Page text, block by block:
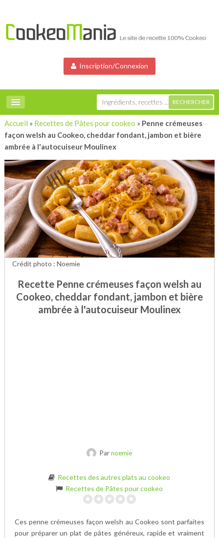
Inscription/Connexion
Accueil » Recettes de Pâtes pour cookeo » Penne crémeuses
façon welsh au Cookeo, cheddar fondant, jambon et bière
ambrée à l'autocuiseur Moulinex
Recette Penne crémeuses façon welsh au
Cookeo, cheddar fondant, jambon et bière
ambrée à l'autocuiseur Moulinex
Parnoemie
Recettes des autres plats au cookeo
Recettes de Pâtes pour cookeo
Ces penne crémeuses façon welsh au Cookeo sont parfaites
pour préparer un plat de pâtes généreux, rapide et vraiment
Crédit photo : Noemie